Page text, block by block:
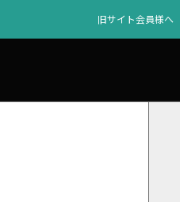
旧サイト会員様へ